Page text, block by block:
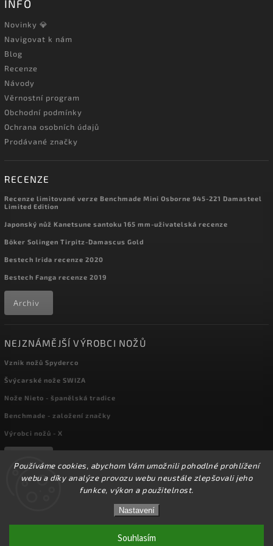
Používáme cookies, abychom Vám umožnili pohodlné prohlížení
webu a díky analýze provozu webu neustále zlepšovali jeho
funkce, výkon a použitelnost.
Nastavení
Souhlasím
☀️Ve dnech 3-14.8 2026 máme zavřeno z důvodu
DOVOLENÉ. Eshop zůstává v provozu, objednávky
budeme zpracovávat v pondělí 17.8.2026. Děkujeme za
pochopení.☀️
INFO
Novinky 💎
Navigovat k nám
Blog
Recenze
Návody
Věrnostní program
Obchodní podmínky
Ochrana osobních údajů
Prodávané značky
RECENZE
Recenze limitované verze Benchmade Mini Osborne 945-221 Damasteel
Limited Edition
Japonský nůž Kanetsune santoku 165 mm-uživatelská recenze
Böker Solingen Tirpitz-Damascus Gold
Bestech Irida recenze 2020
Bestech Fanga recenze 2019
Archiv
NEJZNÁMĚJŠÍ VÝROBCI NOŽŮ
Vznik nožů Spyderco
Švýcarské nože SWIZA
Nože Nieto - španělská tradice
Benchmade - založení značky
Výrobci nožů - X
kapesni-noze.cz
Upravit nastavení cookies